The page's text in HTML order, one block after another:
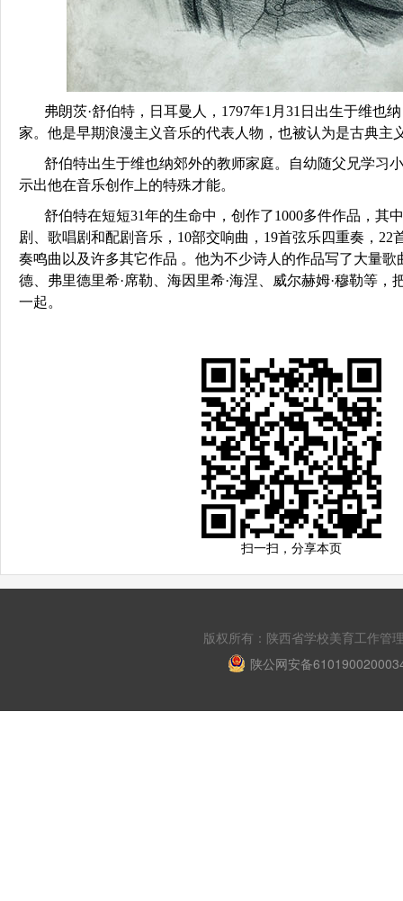
弗朗茨·舒伯特，日耳曼人，1797年1月31日出生于维也
家。他是早期浪漫主义音乐的代表人物，也被认为是古典主
舒伯特出生于维也纳郊外的教师家庭。自幼随父兄学习
示出他在音乐创作上的特殊才能。
舒伯特在短短31年的生命中，创作了1000多件作品，其
剧、歌唱剧和配剧音乐，10部交响曲，19首弦乐四重奏，22
奏鸣曲以及许多其它作品 。他为不少诗人的作品写了大量歌
德、弗里德里希·席勒、海因里希·海涅、威尔赫姆·穆勒等，
一起。
扫一扫，分享本页
版权所有：陕西省学校美育工作管
陕公网安备